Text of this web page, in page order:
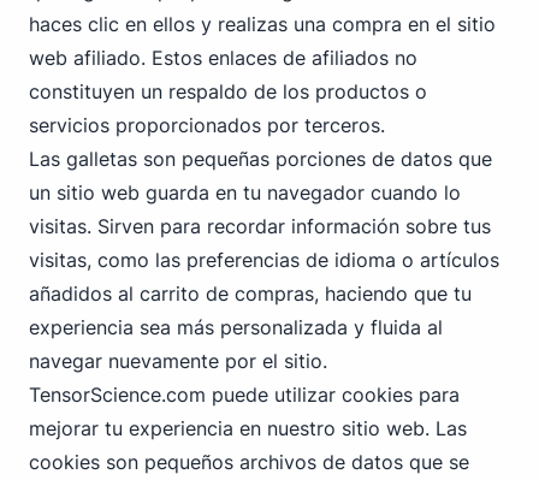
haces clic en ellos y realizas una compra en el sitio
web afiliado. Estos enlaces de afiliados no
constituyen un respaldo de los productos o
servicios proporcionados por terceros.
Las galletas son pequeñas porciones de datos que
un sitio web guarda en tu navegador cuando lo
visitas. Sirven para recordar información sobre tus
visitas, como las preferencias de idioma o artículos
añadidos al carrito de compras, haciendo que tu
experiencia sea más personalizada y fluida al
navegar nuevamente por el sitio.
TensorScience.com puede utilizar cookies para
mejorar tu experiencia en nuestro sitio web. Las
cookies son pequeños archivos de datos que se